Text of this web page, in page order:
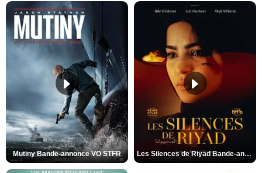
Mutiny Bande-annonce VO STFR Les Silences de Riyad Bande-annonce VO STFR